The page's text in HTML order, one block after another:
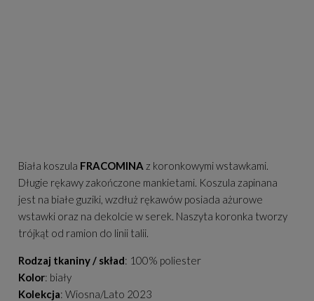
Biała koszula FRACOMINA z koronkowymi wstawkami.
Długie rękawy zakończone mankietami. Koszula zapinana
jest na białe guziki, wzdłuż rękawów posiada ażurowe
wstawki oraz na dekolcie w serek. Naszyta koronka tworzy
trójkąt od ramion do linii talii.
Rodzaj tkaniny / skład: 100% poliester
Kolor: biały
Kolekcja: Wiosna/Lato 2023